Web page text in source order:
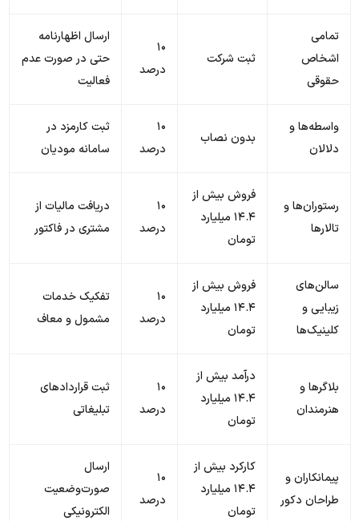
تمامی
اشخاص
حقوقی
ثبت شرکت
۱۰
درصد
ارسال اظهارنامه
حتی در صورت عدم
فعالیت
واسطه‌ها و
دلالان
بدون نصاب
۱۰
درصد
ثبت کارمزد در
سامانه مودیان
رستوران‌ها و
تالارها
فروش بیش از
۱۴.۴ میلیارد
تومان
۱۰
درصد
دریافت مالیات از
مشتری در فاکتور
سالن‌های
زیبایی و
کلینیک‌ها
فروش بیش از
۱۴.۴ میلیارد
تومان
۱۰
درصد
تفکیک خدمات
مشمول و معاف
بلاگرها و
هنرمندان
درآمد بیش از
۱۴.۴ میلیارد
تومان
۱۰
درصد
ثبت قراردادهای
تبلیغاتی
پیمانکاران و
طراحان دکور
کارکرد بیش از
۱۴.۴ میلیارد
تومان
۱۰
درصد
ارسال
صورت‌وضعیت
الکترونیکی